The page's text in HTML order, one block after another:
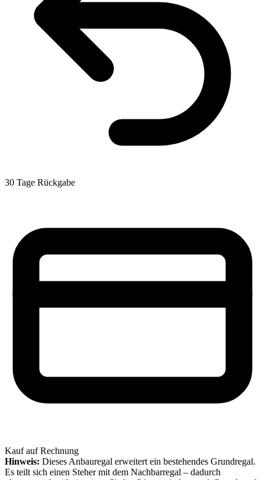
30 Tage Rückgabe
Kauf auf Rechnung
Hinweis: Dieses Anbauregal erweitert ein bestehendes Grundregal.
Es teilt sich einen Steher mit dem Nachbarregal – dadurch